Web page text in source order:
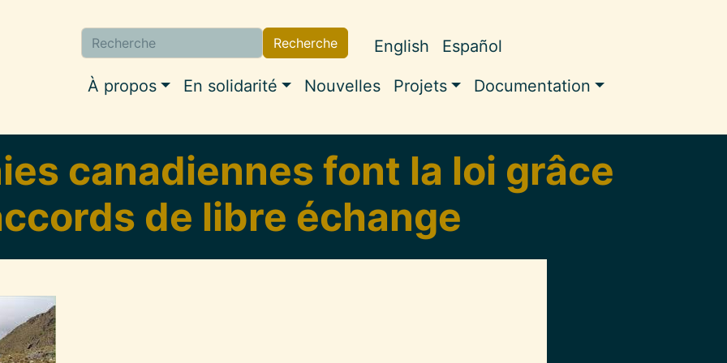
Navigation principale
À propos En solidarité Nouvelles Projets Documentation
Recherche English Español
canadiennes font la loi grâce
de libre échange